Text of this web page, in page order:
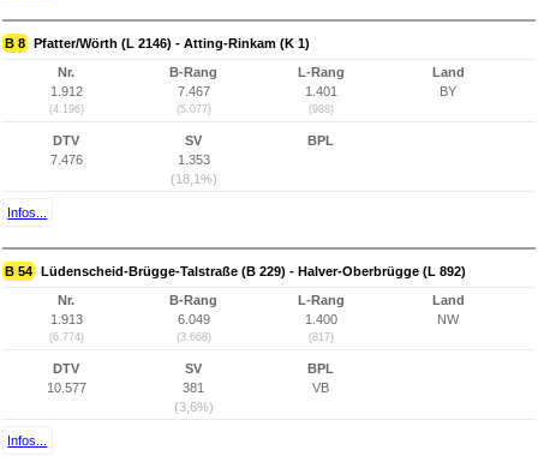
B 8 Pfatter/Wörth (L 2146) - Atting-Rinkam (K 1)
Nr.
1.912
(4.196)
B-Rang
7.467
(5.077)
L-Rang
1.401
(988)
Land
BY
DTV
7.476
SV
1.353
(18,1%)
BPL
Infos...
B 54 Lüdenscheid-Brügge-Talstraße (B 229) - Halver-Oberbrügge (L 892)
Nr.
1.913
(6.774)
B-Rang
6.049
(3.668)
L-Rang
1.400
(817)
Land
NW
DTV
10.577
SV
381
(3,6%)
BPL
VB
Infos...